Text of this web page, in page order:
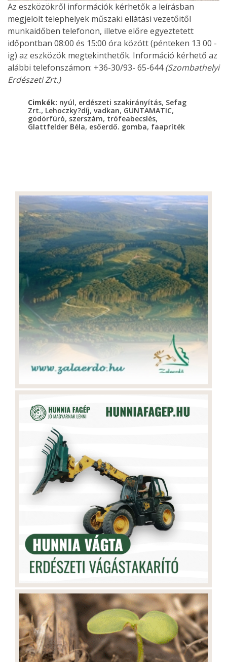
Az eszközökről információk kérhetők a leírásban
megjelölt telephelyek műszaki ellátási vezetőitől
munkaidőben telefonon, illetve előre egyeztetett
időpontban 08:00 és 15:00 óra között (pénteken 13 00 -
ig) az eszközök megtekinthetők. Információ kérhető az
alábbi telefonszámon: +36-30/93- 65-644(Szombathelyi
Erdészeti Zrt.)
Cimkék: nyúl, erdészeti szakirányítás, Sefag
Zrt., Lehoczky?díj, vadkan, GUNTAMATIC,
gödörfúró, szerszám, trófeabecslés,
Glattfelder Béla, esőerdő. gomba, faapríték